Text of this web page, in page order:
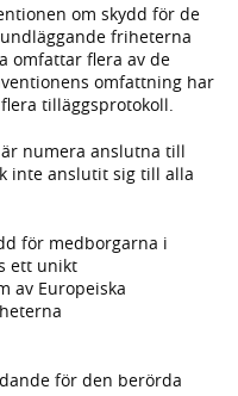
om skydd för de
friheterna
omfattar flera av de
omfattning har
tilläggsprotokoll.
numera anslutna till
inte anslutit sig till alla
för medborgarna i
ett unikt
av Europeiska
för den berörda